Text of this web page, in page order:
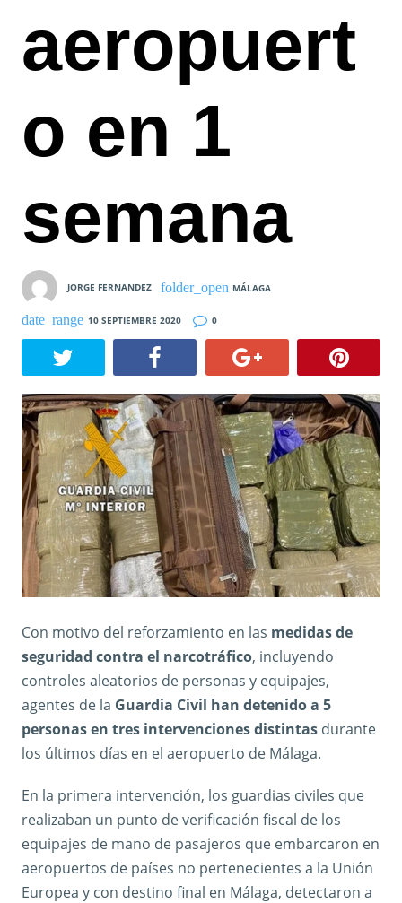
aeropuert
o en 1
semana
JORGE FERNANDEZ MÁLAGA
10 SEPTIEMBRE 2020 0
Con motivo del reforzamiento en las medidas de
seguridad contra el narcotráfico, incluyendo
controles aleatorios de personas y equipajes,
agentes de la Guardia Civil han detenido a 5
personas en tres intervenciones distintas durante
los últimos días en el aeropuerto de Málaga.
En la primera intervención, los guardias civiles que
realizaban un punto de verificación fiscal de los
equipajes de mano de pasajeros que embarcaron en
aeropuertos de países no pertenecientes a la Unión
Europea y con destino final en Málaga, detectaron a